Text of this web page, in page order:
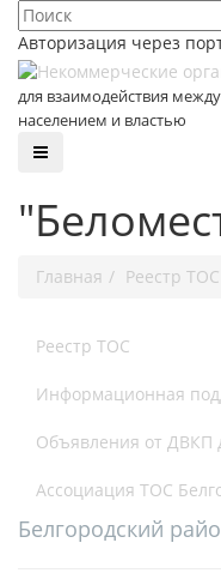
Авторизация через
для взаимодействия
населением и властью
Главная Реестр ТОС
Реестр ТОС
Информационная
Объявления от ДВКП
Ассоциация ТОС
Белгородский